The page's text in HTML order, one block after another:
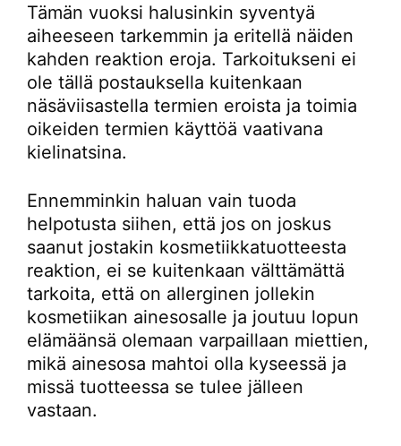
Tämän vuoksi halusinkin syventyä
aiheeseen tarkemmin ja eritellä näiden
kahden reaktion eroja. Tarkoitukseni ei
ole tällä postauksella kuitenkaan
näsäviisastella termien eroista ja toimia
oikeiden termien käyttöä vaativana
kielinatsina.
Ennemminkin haluan vain tuoda
helpotusta siihen, että jos on joskus
saanut jostakin kosmetiikkatuotteesta
reaktion, ei se kuitenkaan välttämättä
tarkoita, että on allerginen jollekin
kosmetiikan ainesosalle ja joutuu lopun
elämäänsä olemaan varpaillaan miettien,
mikä ainesosa mahtoi olla kyseessä ja
missä tuotteessa se tulee jälleen
vastaan.